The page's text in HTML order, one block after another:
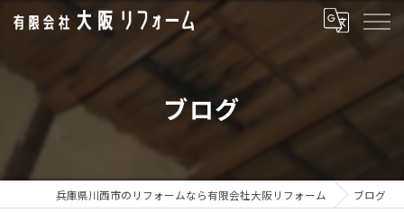
ブログ
兵庫県川西市のリフォームなら有限会社大阪リフォーム ブログ